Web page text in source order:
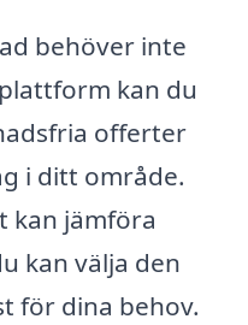
behöver inte
kan du
offerter
i ditt område.
kan jämföra
kan välja den
för dina behov.